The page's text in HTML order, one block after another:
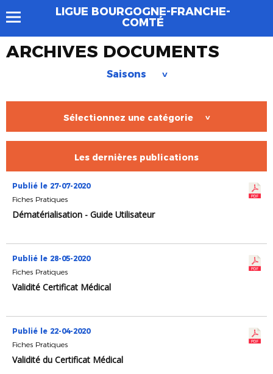
LIGUE BOURGOGNE-FRANCHE-
COMTÉ
ARCHIVES DOCUMENTS
Saisons >
Sélectionnez une catégorie >
Les dernières publications
Publié le 27-07-2020
Fiches Pratiques
Dématérialisation - Guide Utilisateur
Publié le 28-05-2020
Fiches Pratiques
Validité Certificat Médical
Publié le 22-04-2020
Fiches Pratiques
Validité du Certificat Médical